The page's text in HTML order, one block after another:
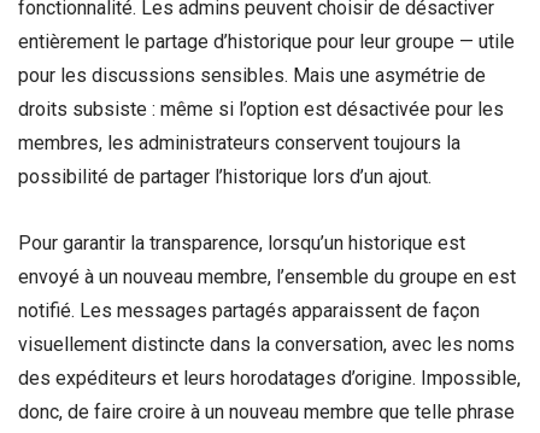
fonctionnalité. Les admins peuvent choisir de désactiver
entièrement le partage d’historique pour leur groupe — utile
pour les discussions sensibles. Mais une asymétrie de
droits subsiste : même si l’option est désactivée pour les
membres, les administrateurs conservent toujours la
possibilité de partager l’historique lors d’un ajout.
Pour garantir la transparence, lorsqu’un historique est
envoyé à un nouveau membre, l’ensemble du groupe en est
notifié. Les messages partagés apparaissent de façon
visuellement distincte dans la conversation, avec les noms
des expéditeurs et leurs horodatages d’origine. Impossible,
donc, de faire croire à un nouveau membre que telle phrase